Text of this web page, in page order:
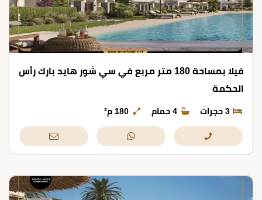
فيلا بمساحة 180 متر مربع في سي شور هايد بارك رأس
الحكمة
3 حجرات 4 حمام 180 م²